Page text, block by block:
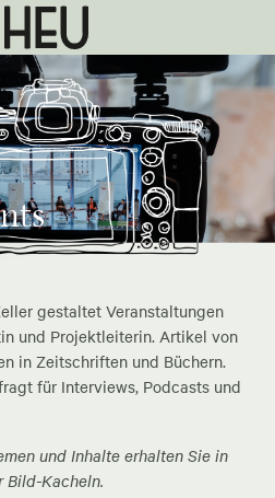
gestaltet Veranstaltungen
und Projektleiterin. Artikel von
in Zeitschriften und Büchern.
für Interviews, Podcasts und
und Inhalte erhalten Sie in
Bild-Kacheln.